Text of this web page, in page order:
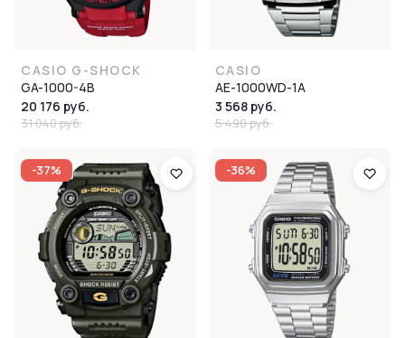
CASIO G-SHOCK
GA-1000-4B
20 176 руб.
31 040 руб.
CASIO
AE-1000WD-1A
3 568 руб.
5 490 руб.
-37% -36%